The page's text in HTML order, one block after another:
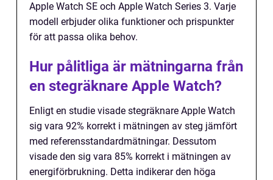
Apple Watch SE och Apple Watch Series 3. Varje
modell erbjuder olika funktioner och prispunkter
för att passa olika behov.
Hur pålitliga är mätningarna från
en stegräknare Apple Watch?
Enligt en studie visade stegräknare Apple Watch
sig vara 92% korrekt i mätningen av steg jämfört
med referensstandardmätningar. Dessutom
visade den sig vara 85% korrekt i mätningen av
energiförbrukning. Detta indikerar den höga